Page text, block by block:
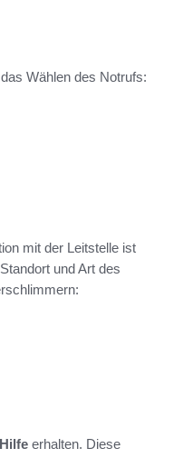
Wählen des Notrufs:
mit der Leitstelle ist
und Art des
erhalten. Diese